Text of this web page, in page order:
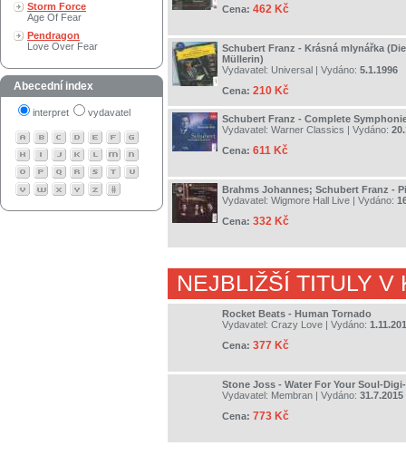
Storm Force
Age Of Fear
Pendragon
Love Over Fear
Abecední index
interpret vydavatel
Cena: 462 Kč
Schubert Franz - Krásná mlynářka
Müllerin)
Vydavatel: Universal | Vydáno: 5.1.1996
Cena: 210 Kč
Schubert Franz - Complete
Vydavatel: Warner Classics | Vydáno:
Cena: 611 Kč
Brahms Johannes; Schubert Franz -
Vydavatel: Wigmore Hall Live | Vydáno:
Cena: 332 Kč
NEJBLIŽŠÍ TITULY V
Rocket Beats - Human Tornado
Vydavatel: Crazy Love | Vydáno:
Cena: 377 Kč
Stone Joss - Water For Your Soul-Digi-
Vydavatel: Membran | Vydáno: 31.7.2015
Cena: 773 Kč